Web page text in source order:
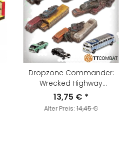
Dropzone Commander:
Wrecked Highway
Accessories
13,75 € *
Alter Preis: 14,45 €